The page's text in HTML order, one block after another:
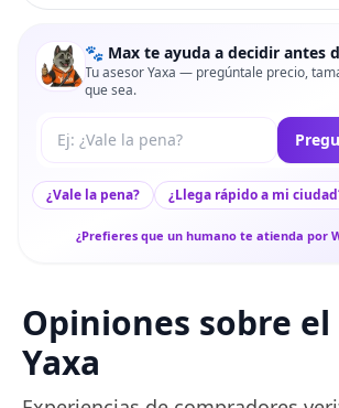
🐾 Max te ayuda a decidir antes
Tu asesor Yaxa — pregúntale precio,
que sea.
Tu pregunta a Max
¿Vale la pena? ¿Llega rápido a mi
¿Prefieres que un humano te atienda por
Opiniones sobre
Yaxa